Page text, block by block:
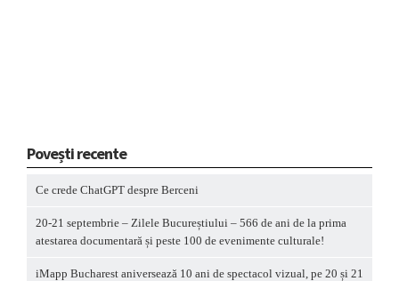
Povești recente
Ce crede ChatGPT despre Berceni
20-21 septembrie – Zilele Bucureștiului – 566 de ani de la prima
atestarea documentară și peste 100 de evenimente culturale!
iMapp Bucharest aniversează 10 ani de spectacol vizual, pe 20 și 21